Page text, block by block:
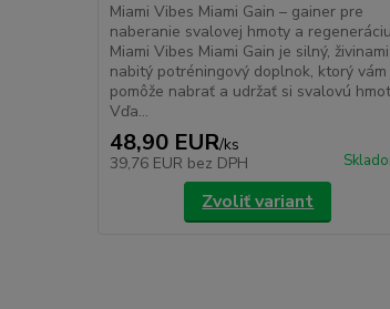
Miami Vibes Miami Gain – gainer pre
naberanie svalovej hmoty a regeneráciu
Miami Vibes Miami Gain je silný, živinami
nabitý potréningový doplnok, ktorý vám
pomôže nabrať a udržať si svalovú
Vďa...
48,90 EUR/ks
39,76 EUR bez DPH
Zvoliť variant